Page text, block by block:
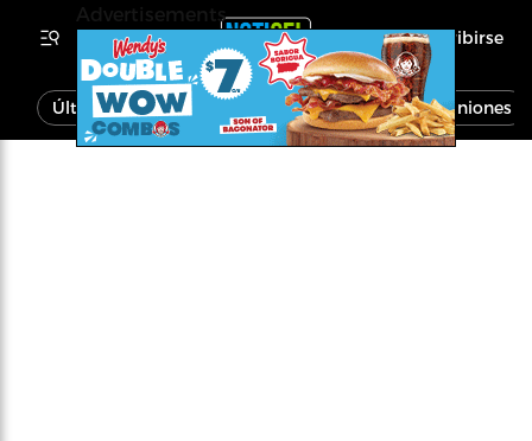
Inscribirse
Última Hora Noticias Economía Opiniones
Advertisements